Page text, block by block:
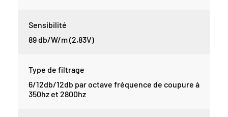
Sensibilité
89 db/W/m (2,83V)
Type de filtrage
6/12db/12db par octave fréquence de coupure à
350hz et 2800hz